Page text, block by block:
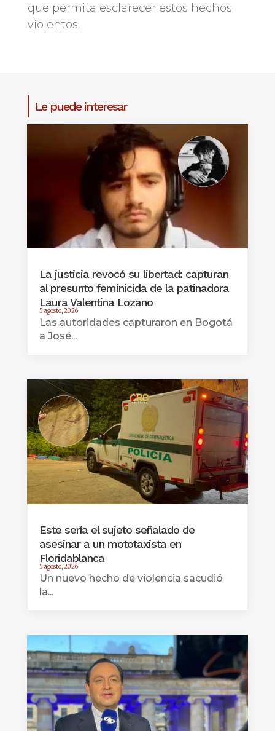
que permita esclarecer estos hechos
violentos.
Le puede interesar
La justicia revocó su libertad: capturan
al presunto feminicida de la patinadora
Laura Valentina Lozano
5 agosto, 2026
Las autoridades capturaron en Bogotá
a José...
Este sería el sujeto señalado de
asesinar a un mototaxista en
Floridablanca
5 agosto, 2026
Un nuevo hecho de violencia sacudió
la...